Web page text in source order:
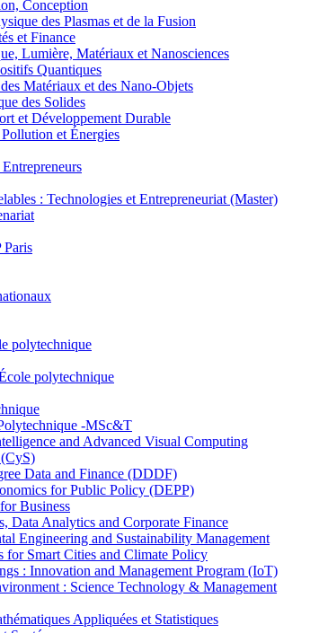
Conception
des Plasmas et de la Fusion
et Finance
Lumière, Matériaux et Nanosciences
Quantiques
Matériaux et des Nano-Objets
des Solides
et Développement Durable
et Énergies
: Technologies et Entrepreneuriat (Master)
polytechnique
polytechnique
-MSc&T
and Advanced Visual Computing
Data and Finance (DDDF)
for Public Policy (DEPP)
Business
Analytics and Corporate Finance
Engineering and Sustainability Management
Smart Cities and Climate Policy
: Innovation and Management Program (IoT)
: Science Technology & Management
Appliquées et Statistiques